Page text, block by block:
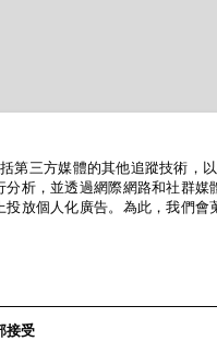
第三方媒體的其他追蹤技術，
析，並透過網際網路和社群媒
放個人化廣告。為此，我們會
接受